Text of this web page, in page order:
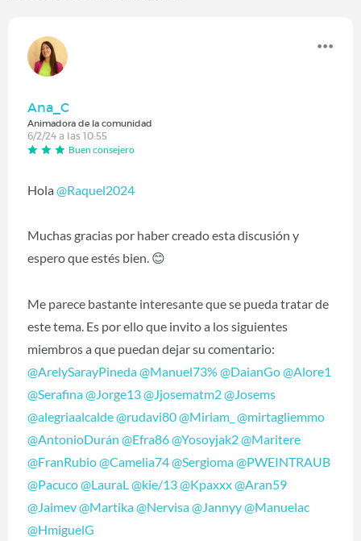
Ana_C
Animadora de la comunidad
6/2/24 a las 10:55
Buen consejero
Hola @Raquel2024
Muchas gracias por haber creado esta discusión y
espero que estés bien. 😊
Me parece bastante interesante que se pueda tratar de
este tema. Es por ello que invito a los siguientes
miembros a que puedan dejar su comentario:
@ArelySarayPineda@Manuel73% @DaianGo@Alore1
@Serafina@Jorge13@Jjosematm2@Josems
@alegriaalcalde@rudavi80@Miriam_ @mirtagliemmo
@AntonioDurán @Efra86@Yosoyjak2@Maritere
@FranRubio@Camelia74@Sergioma@PWEINTRAUB
@Pacuco@LauraL@kie/13@Kpaxxx@Aran59
@Jaimev@Martika@Nervisa@Jannyy@Manuelac
@HmiguelG